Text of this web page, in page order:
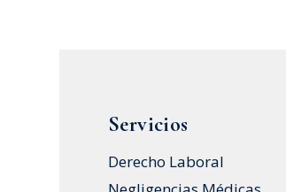
Servicios
Derecho Laboral